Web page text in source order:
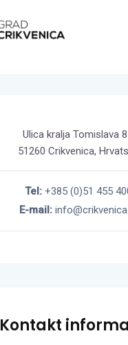
Ulica kralja Tomislava
51260 Crikvenica,
Tel: +385 (0)51 455
E-mail:
Kontakt